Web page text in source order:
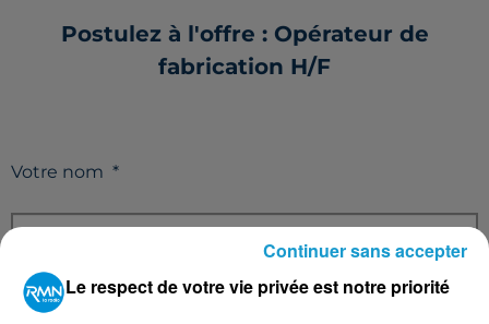
Postulez à l'offre : Opérateur de
fabrication H/F
Votre nom *
Votre e-mail *
Le respect de votre vie privée est notre priorité
Continuer sans accepter